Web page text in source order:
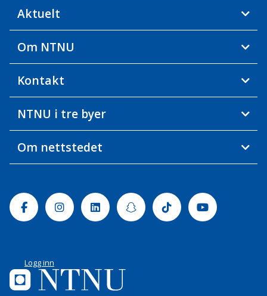
Aktuelt
Om NTNU
Kontakt
NTNU i tre byer
Om nettstedet
FacebookInstagramLinkedinSnapchatTiktok Youtube
Logg inn